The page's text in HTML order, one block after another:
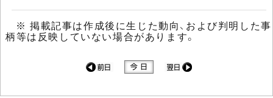
※ 掲載記事は作成後に生じた動向、および判明した事
柄等は反映していない場合があります。